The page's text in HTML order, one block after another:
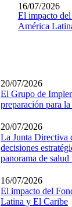
El impacto
América
16/07/2026
20/07/2026
El Grupo de
preparación para
20/07/2026
La Junta Directiva
decisiones
panorama de
16/07/2026
El impacto del
Latina y El Caribe